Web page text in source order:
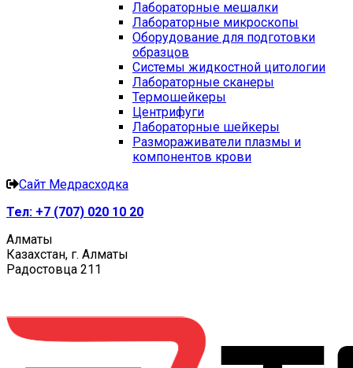
Лабораторные мешалки
Лабораторные микроскопы
Оборудование для подготовки
образцов
Системы жидкостной цитологии
Лабораторные сканеры
Термошейкеры
Центрифуги
Лабораторные шейкеры
Размораживатели плазмы и
компонентов крови
Сайт Медрасходка
Тел: +7 (707) 020 10 20
Алматы
Казахстан, г. Алматы
Радостовца 211